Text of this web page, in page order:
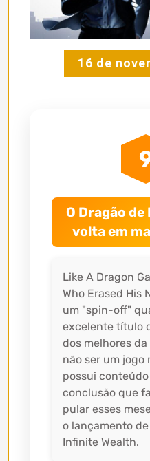
16 de
O Dragão
volta em
Like A Dragon
Who Erased His
um "spin-off"
excelente título
dos melhores
não ser um jogo
possui
conclusão que
pular esses
o lançamento
Infinite Wealth.